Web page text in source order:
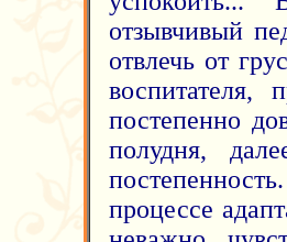
отзывчивый
отвлечь от
воспитателя,
постепенно
полудня,
процессе